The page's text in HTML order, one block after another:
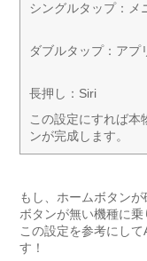
シングルタップ：メ
ダブルタップ：アプ
長押し：Siri
この設定にすれば本
ンが完成します。
もし、ホームボタン
ボタンが無い機種に
この設定を参考にし
す！